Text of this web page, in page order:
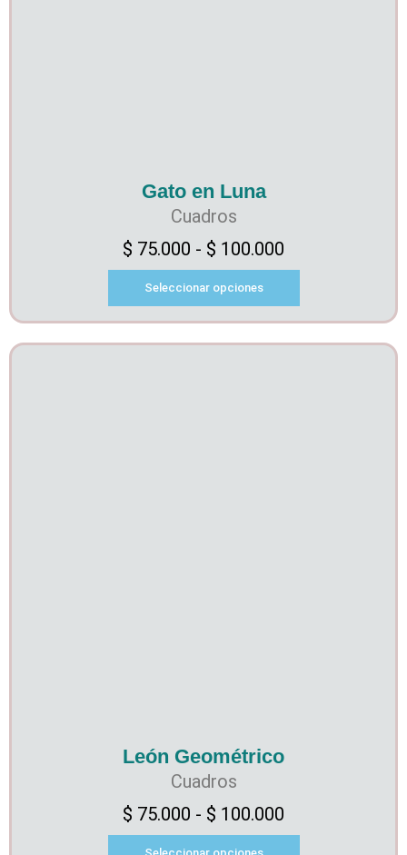
Gato en Luna
Cuadros
$ 75.000 - $ 100.000
Seleccionar opciones
León Geométrico
Cuadros
$ 75.000 - $ 100.000